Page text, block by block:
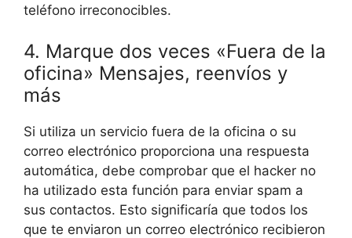
teléfono irreconocibles.
4. Marque dos veces «Fuera de la
oficina» Mensajes, reenvíos y
más
Si utiliza un servicio fuera de la oficina o su
correo electrónico proporciona una respuesta
automática, debe comprobar que el hacker no
ha utilizado esta función para enviar spam a
sus contactos. Esto significaría que todos los
que te enviaron un correo electrónico recibieron